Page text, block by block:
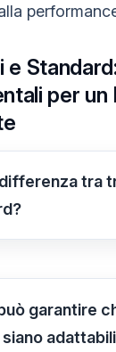
e
per un
tra
standard sono
la qualità delle
garantire